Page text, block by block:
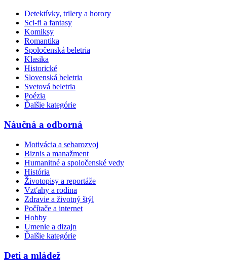
Detektívky, trilery a horory
Sci-fi a fantasy
Komiksy
Romantika
Spoločenská beletria
Klasika
Historické
Slovenská beletria
Svetová beletria
Poézia
Ďalšie kategórie
Náučná a odborná
Motivácia a sebarozvoj
Biznis a manažment
Humanitné a spoločenské vedy
História
Životopisy a reportáže
Vzťahy a rodina
Zdravie a životný štýl
Počítače a internet
Hobby
Umenie a dizajn
Ďalšie kategórie
Deti a mládež